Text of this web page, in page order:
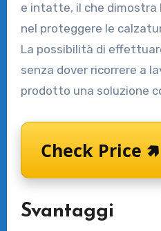
e intatte, il che dimostra
nel proteggere le
La possibilità di
senza dover ricorrere a
prodotto una soluzione
Check Price 🢅
Svantaggi